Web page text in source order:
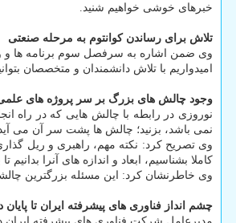
خبرهای خوشی خواهیم شنید.
تلاش برای رساندن کوانتوم به مرحله صنعتی
وی ضمن اشاره به سرفصل سوم برنامه ها و
امیدواریم با تلاش دانشمندان و متخصصان
وجود چالش های بزرگ بر سر پروژه های علمی
نمی باشد، بزنید؛ چالش ها پشت سر آن می
کاملا بشناسیم، ابعاد و اندازه های آنرا
وی خاطرنشان کرد: این مسئله بزرگترین
چشم انداز فناوری های پیشرفته ایران تا